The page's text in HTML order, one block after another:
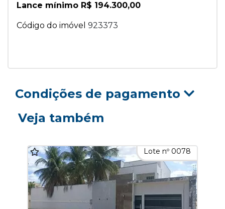
Lance mínimo R$ 194.300,00
Código do imóvel 923373
Condições de pagamento
Veja também
Lote nº 0078